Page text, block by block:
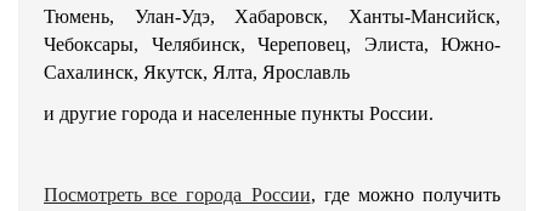
Тюмень, Улан-Удэ, Хабаровск, Ханты-Мансийск,
Чебоксары, Челябинск, Череповец, Элиста, Южно-
Сахалинск, Якутск, Ялта, Ярославль
и другие города и населенные пункты России.
Посмотреть все города России, где можно получить